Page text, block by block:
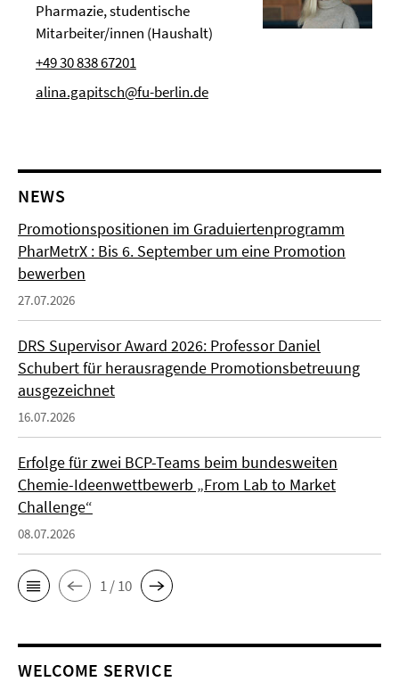
Pharmazie, studentische
Mitarbeiter/innen (Haushalt)
+49 30 838 67201
alina.gapitsch@fu-berlin.de
NEWS
Promotionspositionen im Graduiertenprogramm
PharMetrX : Bis 6. September um eine Promotion
bewerben
27.07.2026
DRS Supervisor Award 2026: Professor Daniel
Schubert für herausragende Promotionsbetreuung
ausgezeichnet
16.07.2026
Erfolge für zwei BCP-Teams beim bundesweiten
Chemie-Ideenwettbewerb „From Lab to Market
Challenge“
08.07.2026
1 / 10
WELCOME SERVICE